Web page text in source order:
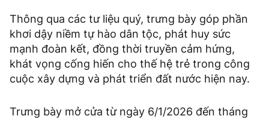
Thông qua các tư liệu quý, trưng bày góp phần
khơi dậy niềm tự hào dân tộc, phát huy sức
mạnh đoàn kết, đồng thời truyền cảm hứng,
khát vọng cống hiến cho thế hệ trẻ trong công
cuộc xây dựng và phát triển đất nước hiện nay.
Trưng bày mở cửa từ ngày 6/1/2026 đến tháng